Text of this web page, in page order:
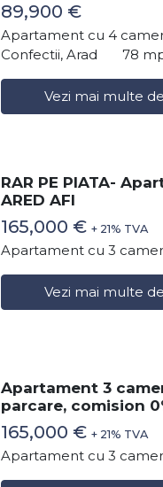
89,900 €
Apartament cu 4
Confectii, Arad
78
Vezi mai multe
RAR PE PIATA-
ARED AFI
165,000 € + 21% TVA
Apartament cu 3
Vezi mai multe
Apartament 3
parcare, comision
165,000 € + 21% TVA
Apartament cu 3